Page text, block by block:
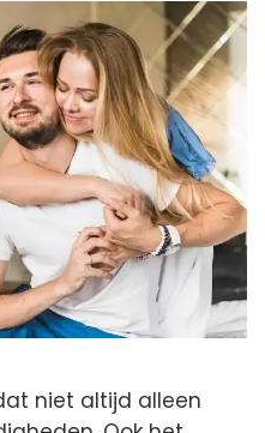
niet altijd alleen